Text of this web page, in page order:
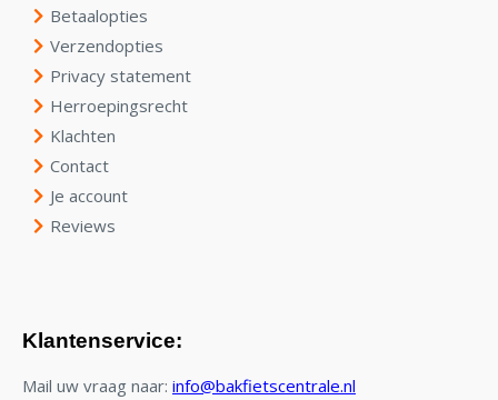
Betaalopties
Verzendopties
Privacy statement
Herroepingsrecht
Klachten
Contact
Je account
Reviews
Klantenservice:
Mail uw vraag naar: info@bakfietscentrale.nl